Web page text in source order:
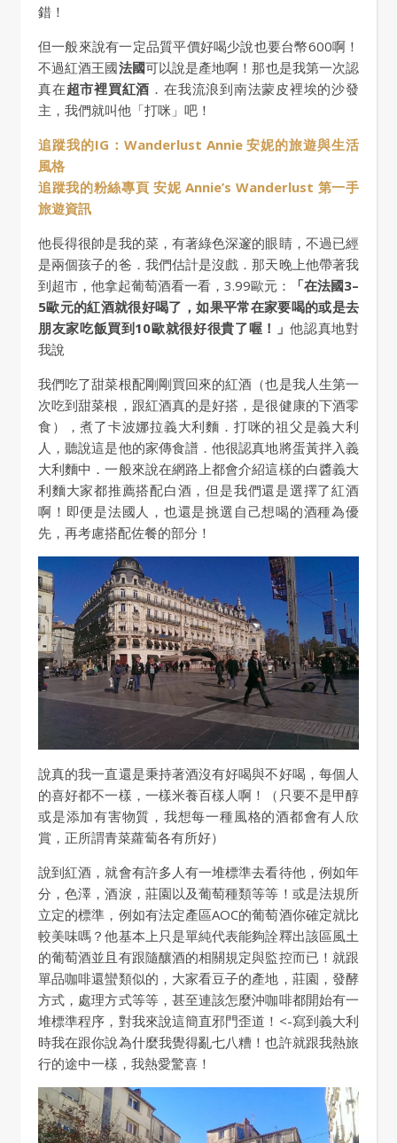
錯！
但一般來說有一定品質平價好喝少說也要台幣600啊！
不過紅酒王國法國可以說是產地啊！那也是我第一次認
真在超市裡買紅酒 ．在我流浪到南法蒙皮裡埃的沙發
主，我們就叫他「打咪」吧！
追蹤我的IG：Wanderlust Annie 安妮的旅遊與生活
風格
追蹤我的粉絲專頁 安妮 Annie’s Wanderlust 第一手
旅遊資訊
他長得很帥是我的菜，有著綠色深邃的眼睛，不過已經
是兩個孩子的爸．我們估計是沒戲．那天晚上他帶著我
到超市，他拿起葡萄酒看一看，3.99歐元：
「在法國3–
5歐元的紅酒就很好喝了，如果平常在家要喝的或是去
朋友家吃飯買到10歐就很好很貴了喔！」他認真地對
我說
我們吃了甜菜根配剛剛買回來的紅酒（也是我人生第一
次吃到甜菜根，跟紅酒真的是好搭，是很健康的下酒零
食），煮了卡波娜拉義大利麵．打咪的祖父是義大利
人，聽說這是他的家傳食譜．他很認真地將蛋黃拌入義
大利麵中．一般來說在網路上都會介紹這樣的白醬義大
利麵大家都推薦搭配白酒，但是我們還是選擇了紅酒
啊！即便是法國人，也還是挑選自己想喝的酒種為優
先，再考慮搭配佐餐的部分！
說真的我一直還是秉持著酒沒有好喝與不好喝，每個人
的喜好都不一樣，一樣米養百樣人啊！（只要不是甲醇
或是添加有害物質，我想每一種風格的酒都會有人欣
賞，正所謂青菜蘿蔔各有所好）
說到紅酒，就會有許多人有一堆標準去看待他，例如年
分，色澤，酒淚，莊園以及葡萄種類等等！或是法規所
立定的標準，例如有法定產區AOC的葡萄酒你確定就比
較美味嗎？他基本上只是單純代表能夠詮釋出該區風土
的葡萄酒並且有跟隨釀酒的相關規定與監控而已！就跟
單品咖啡還蠻類似的，大家看豆子的產地，莊園，發酵
方式，處理方式等等，甚至連該怎麼沖咖啡都開始有一
堆標準程序，對我來說這簡直邪門歪道！<-寫到義大利
時我在跟你說為什麼我覺得亂七八糟！也許就跟我熱旅
行的途中一樣，我熱愛驚喜！